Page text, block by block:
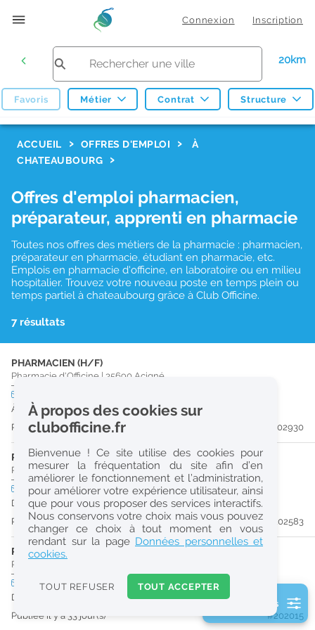
Connexion Inscription
20km
Favoris Métier Contrat Structure
Réinitialiser
2
0
k
Consulter les offres de la France d'outre-mer
ACCUEIL OFFRES D'EMPLOI
À
CHATEAUBOURG
Offres d'emploi pharmacien,
préparateur, apprenti en pharmacie
Toutes nos offres des métiers de la pharmacie : pharmacien,
préparateur en pharmacie, étudiant en pharmacie, etc.
Emplois en pharmacie d'officine, en laboratoire ou en milieu
hospitalier. Trouvez votre nouveau poste en temps plein ou
temps partiel à chateaubourg grâce à Club Officine.
7 résultats
PHARMACIEN (H/F)
Pharmacie d'Officine | 35690 Acigné
À partir du 30/09/26
Publiée il y a 21 jour(s)
#202930
PHARMACIEN (H/F)
Pharmacie d'Officine|35500Vitré
CDI temps plein
Dès que possible
Publiée il y a 25 jour(s)
#202583
PRÉPARATEUR EN PHARMACIE (H/F)
Pharmacie d'Officine
CDItemps plein
Dès que possible
Publiée il y a 33 jour(s)
#202015
2 filtre(s) actifs
À propos des cookies sur
clubofficine.fr
Bienvenue ! Ce site utilise des cookies pour
mesurer la fréquentation du site afin d’en
améliorer le fonctionnement et l’administration,
pour améliorer votre expérience utilisateur, ainsi
que pour vous proposer des services interactifs.
Nous conservons votre choix mais vous pouvez
changer ce choix à tout moment en vous
rendant sur la page Données personnelles et
cookies.
TOUT REFUSER TOUT ACCEPTER